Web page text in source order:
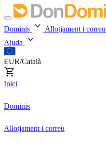
Dominis Allotjament i correu
Ajuda
EUR/Català
Inici
Dominis
Allotjament i correu